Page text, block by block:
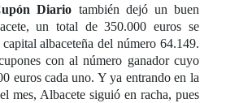
Diario también dejó un buen
un total de 350.000 euros se
albaceteña del número 64.149.
con al número ganador cuyo
euros cada uno. Y ya entrando en la
mes, Albacete siguió en racha, pues